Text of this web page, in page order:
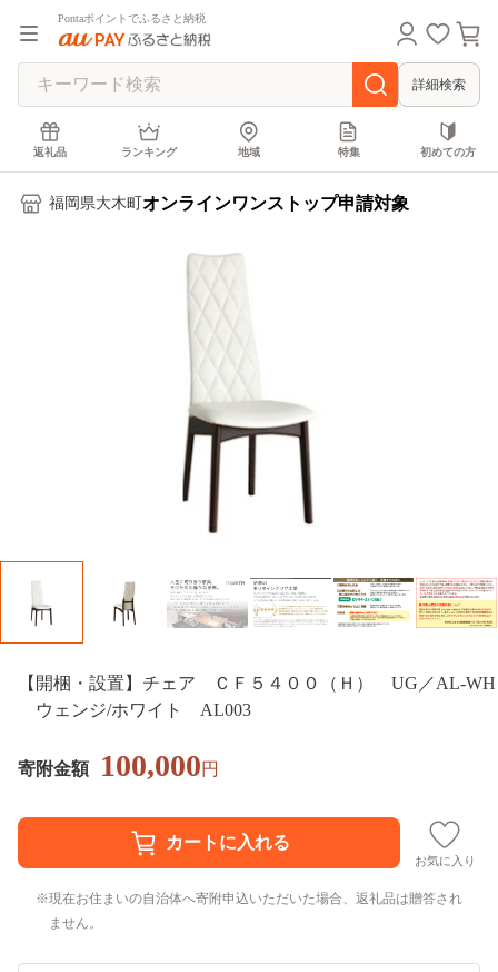
Pontaポイントでふるさと納税
詳細検索
返礼品 ランキング 地域 特集 初めての方
福岡県大木町 オンラインワンストップ申請対象
【開梱・設置】チェア ＣＦ５４００（Ｈ） UG／AL-WH
ウェンジ/ホワイト AL003
寄附金額 100,000円
お気に入り
現在お住まいの自治体へ寄附申込いただいた場合、返礼品は贈答され
ません。